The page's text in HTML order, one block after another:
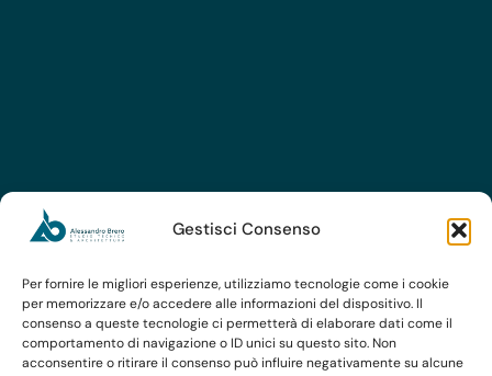
Gestisci Consenso
Per fornire le migliori esperienze, utilizziamo tecnologie come i cookie
per memorizzare e/o accedere alle informazioni del dispositivo. Il
consenso a queste tecnologie ci permetterà di elaborare dati come il
comportamento di navigazione o ID unici su questo sito. Non
acconsentire o ritirare il consenso può influire negativamente su alcune